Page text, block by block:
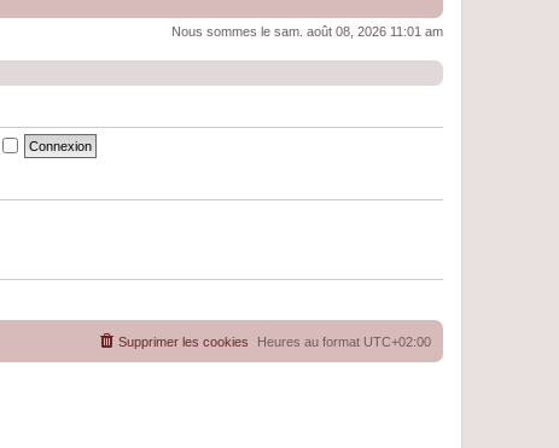
Nous sommes le sam. août 08, 2026 11:01 am
Heures au format UTC+02:00
Supprimer les cookies